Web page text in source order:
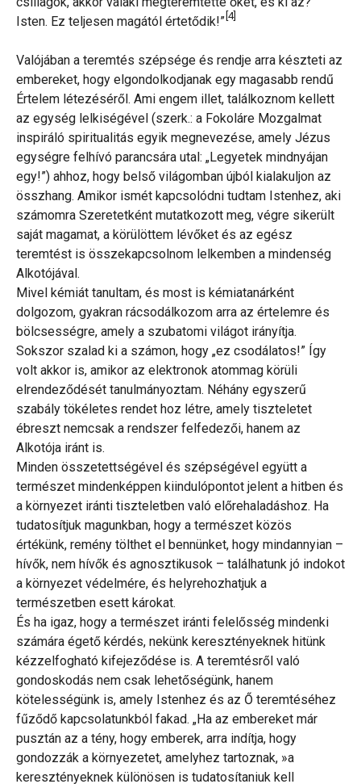
Isten. Ez teljesen magától értetődik!” [4]
Valójában a teremtés szépsége és rendje arra készteti az
embereket, hogy elgondolkodjanak egy magasabb rendű
Értelem létezéséről. Ami engem illet, találkoznom kellett
az egység lelkiségével (szerk.: a Fokoláre Mozgalmat
inspiráló spiritualitás egyik megnevezése, amely Jézus
egységre felhívó parancsára utal: „Legyetek mindnyájan
egy!”) ahhoz, hogy belső világomban újból kialakuljon az
összhang. Amikor ismét kapcsolódni tudtam Istenhez, aki
számomra Szeretetként mutatkozott meg, végre sikerült
saját magamat, a körülöttem lévőket és az egész
teremtést is összekapcsolnom lelkemben a mindenség
Alkotójával.
Mivel kémiát tanultam, és most is kémiatanárként
dolgozom, gyakran rácsodálkozom arra az értelemre és
bölcsességre, amely a szubatomi világot irányítja.
Sokszor szalad ki a számon, hogy „ez csodálatos!” Így
volt akkor is, amikor az elektronok atommag körüli
elrendeződését tanulmányoztam. Néhány egyszerű
szabály tökéletes rendet hoz létre, amely tiszteletet
ébreszt nemcsak a rendszer felfedezői, hanem az
Alkotója iránt is.
Minden összetettségével és szépségével együtt a
természet mindenképpen kiindulópontot jelent a hitben és
a környezet iránti tiszteletben való előrehaladáshoz. Ha
tudatosítjuk magunkban, hogy a természet közös
értékünk, remény tölthet el bennünket, hogy mindannyian –
hívők, nem hívők és agnosztikusok – találhatunk jó indokot
a környezet védelmére, és helyrehozhatjuk a
természetben esett károkat.
És ha igaz, hogy a természet iránti felelősség mindenki
számára égető kérdés, nekünk keresztényeknek hitünk
kézzelfogható kifejeződése is. A teremtésről való
gondoskodás nem csak lehetőségünk, hanem
kötelességünk is, amely Istenhez és az Ő teremtéséhez
fűződő kapcsolatunkból fakad. „Ha az embereket már
pusztán az a tény, hogy emberek, arra indítja, hogy
gondozzák a környezetet, amelyhez tartoznak, »a
keresztényeknek különösen is tudatosítaniuk kell